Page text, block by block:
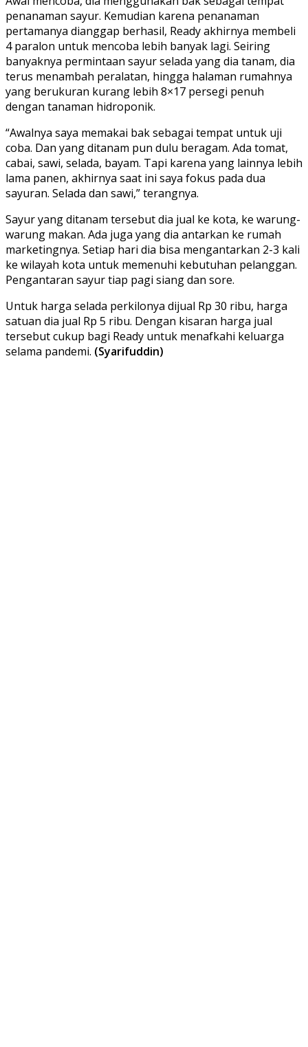
penanaman sayur. Kemudian karena penanaman
pertamanya dianggap berhasil, Ready akhirnya membeli
4 paralon untuk mencoba lebih banyak lagi. Seiring
banyaknya permintaan sayur selada yang dia tanam, dia
terus menambah peralatan, hingga halaman rumahnya
yang berukuran kurang lebih 8×17 persegi penuh
dengan tanaman hidroponik.
“Awalnya saya memakai bak sebagai tempat untuk uji
coba. Dan yang ditanam pun dulu beragam. Ada tomat,
cabai, sawi, selada, bayam. Tapi karena yang lainnya lebih
lama panen, akhirnya saat ini saya fokus pada dua
sayuran. Selada dan sawi,” terangnya.
Sayur yang ditanam tersebut dia jual ke kota, ke warung-
warung makan. Ada juga yang dia antarkan ke rumah
marketingnya. Setiap hari dia bisa mengantarkan 2-3 kali
ke wilayah kota untuk memenuhi kebutuhan pelanggan.
Pengantaran sayur tiap pagi siang dan sore.
Untuk harga selada perkilonya dijual Rp 30 ribu, harga
satuan dia jual Rp 5 ribu. Dengan kisaran harga jual
tersebut cukup bagi Ready untuk menafkahi keluarga
selama pandemi. (Syarifuddin)